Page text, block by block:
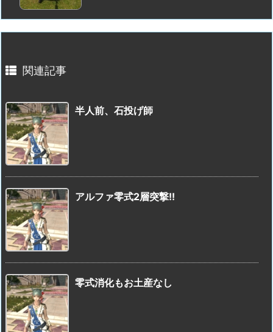
関連記事
半人前、石投げ師
アルファ零式2層突撃!!
零式消化もお土産なし